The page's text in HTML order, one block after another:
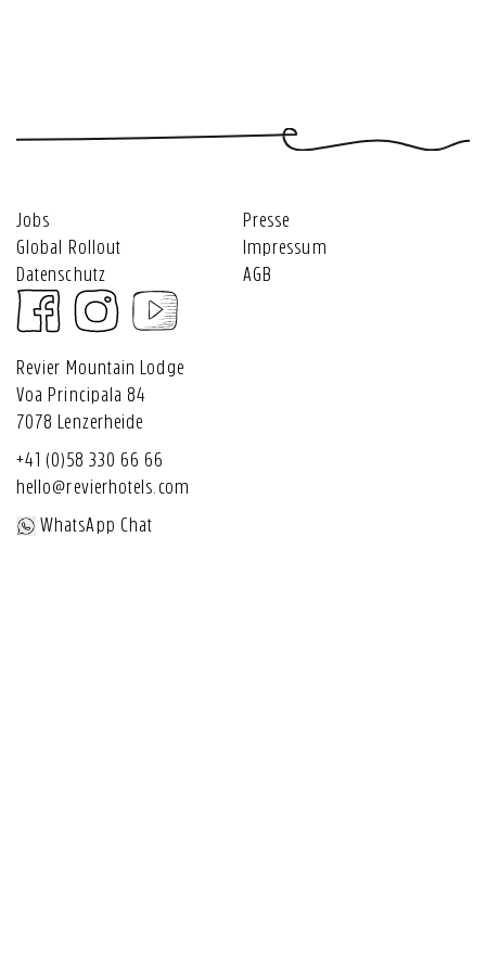
Jobs
Presse
Global Rollout
Impressum
Datenschutz
AGB
Revier Mountain Lodge
Voa Principala 84
7078 Lenzerheide
+41 (0)58 330 66 66
hello@revierhotels.com
WhatsApp Chat